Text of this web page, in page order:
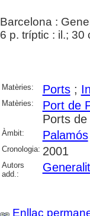
Barcelona :
6 p. tríptic : il.; 30
Matèries: Ports;
Matèries: Port de
Ports
Àmbit: Palamós
Cronologia: 2001
Autors
add.:
Enllaç